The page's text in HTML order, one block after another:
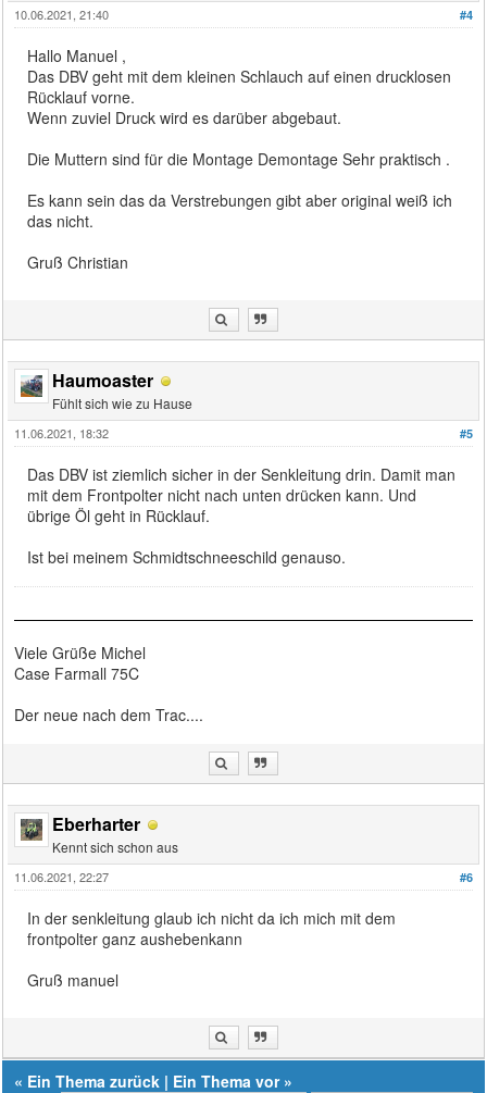
#4
10.06.2021, 21:40
Hallo Manuel ,
Das DBV geht mit dem kleinen Schlauch auf einen drucklosen
Rücklauf vorne.
Wenn zuviel Druck wird es darüber abgebaut.
Die Muttern sind für die Montage Demontage Sehr praktisch .
Es kann sein das da Verstrebungen gibt aber original weiß ich
das nicht.
Gruß Christian
Haumoaster
Fühlt sich wie zu Hause
#5
11.06.2021, 18:32
Das DBV ist ziemlich sicher in der Senkleitung drin. Damit man
mit dem Frontpolter nicht nach unten drücken kann. Und
übrige Öl geht in Rücklauf.
Ist bei meinem Schmidtschneeschild genauso.
Viele Grüße Michel
Case Farmall 75C
Der neue nach dem Trac....
Eberharter
Kennt sich schon aus
#6
11.06.2021, 22:27
In der senkleitung glaub ich nicht da ich mich mit dem
frontpolter ganz aushebenkann
Gruß manuel
« Ein Thema zurück | Ein Thema vor»